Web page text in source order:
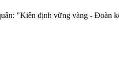
định vững vàng - Đoàn kết